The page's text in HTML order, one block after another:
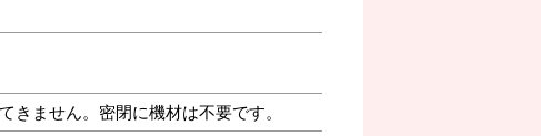
ません。密閉に機材は不要です。